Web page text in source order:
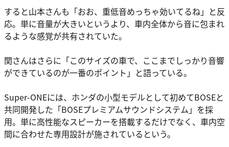
すると山本さんも「おお、重低音めっちゃ効いてるね」と反
応。単に音量が大きいというより、車内全体から音に包まれ
るような感覚が共有されていた。
関さんはさらに「このサイズの車で、ここまでしっかり音響
ができているのが一番のポイント」と語っている。
Super-ONEには、ホンダの小型モデルとして初めてBOSEと
共同開発した「BOSEプレミアムサウンドシステム」を採
用。単に高性能なスピーカーを搭載するだけでなく、車内空
間に合わせた専用設計が施されているという。